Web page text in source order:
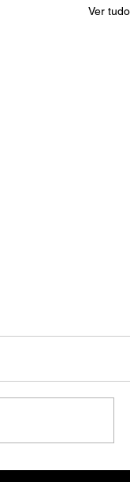
Ver tudo